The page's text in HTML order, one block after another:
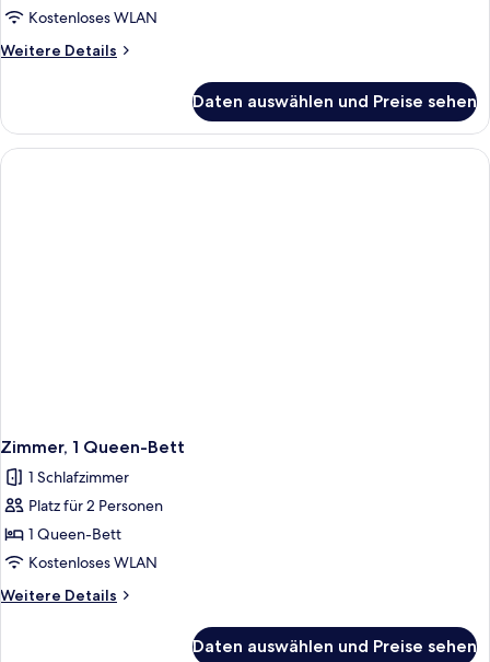
Kostenloses WLAN
Weitere Details
Weitere
2 Einzelbetten
Daten auswählen und Preise sehen
Zimmer, 1 Queen-Bett
1 Schlafzimmer
Platz für 2 Personen
1 Queen-Bett
Kostenloses WLAN
Weitere Details
Weitere
Daten auswählen und Preise sehen